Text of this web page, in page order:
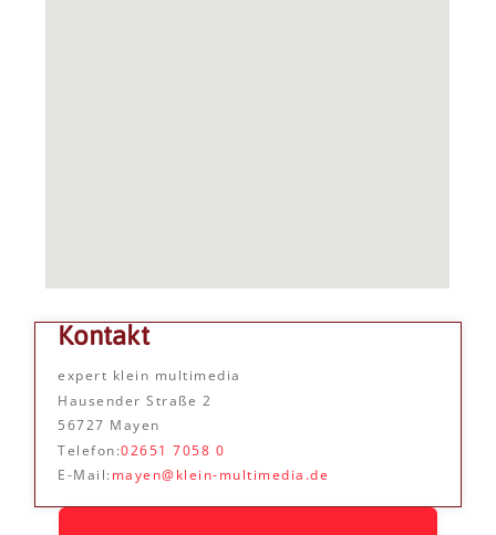
Kontakt
expert klein multimedia
Hausender Straße 2
56727 Mayen
Telefon:02651 7058 0
E-Mail: mayen@klein-multimedia.de